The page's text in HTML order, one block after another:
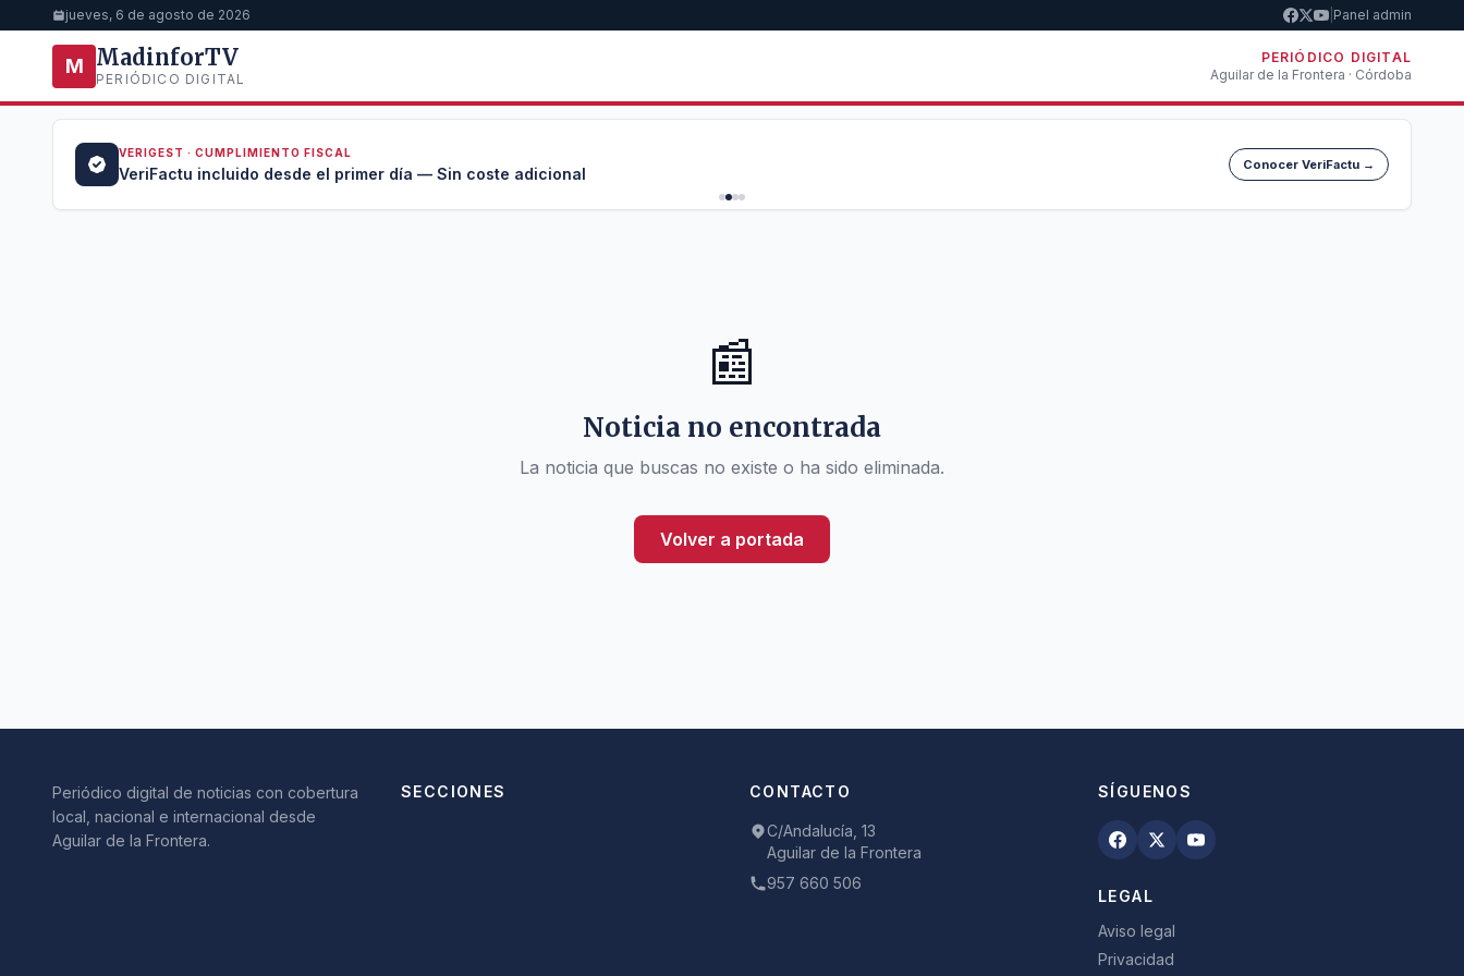
jueves, 6 de agosto de 2026 Panel admin
M MadinforTV
PERIÓDICO DIGITAL
PERIÓDICO DIGITAL
Aguilar de la Frontera · Córdoba
VERIGEST · CUMPLIMIENTO FISCAL
VeriFactu incluido desde el primer día — Sin coste adicional Conocer VeriFactu →
📰
Noticia no encontrada
La noticia que buscas no existe o ha sido eliminada.
Volver a portada
Periódico digital de noticias con cobertura
local, nacional e internacional desde
Aguilar de la Frontera.
SECCIONES CONTACTO
C/Andalucía, 13
Aguilar de la Frontera
957 660 506
SÍGUENOS
LEGAL
Aviso legal
Privacidad